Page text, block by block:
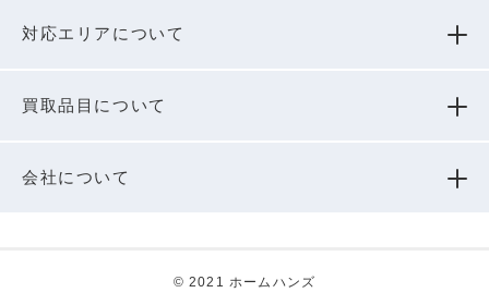
対応エリアについて
買取品⽬について
会社について
© 2021 ホームハンズ